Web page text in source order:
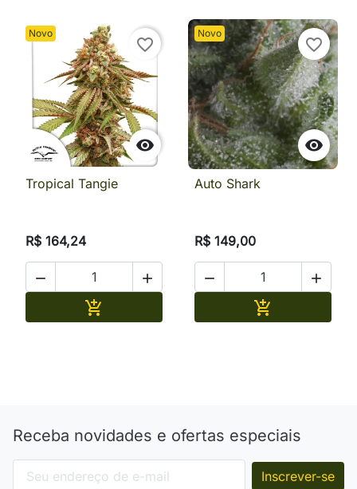
Novo

favorite_border
Tropical Tangie
R$ 164,24
 

Novo

favorite_border
Auto Shark
R$ 149,00
 

Receba novidades e ofertas especiais